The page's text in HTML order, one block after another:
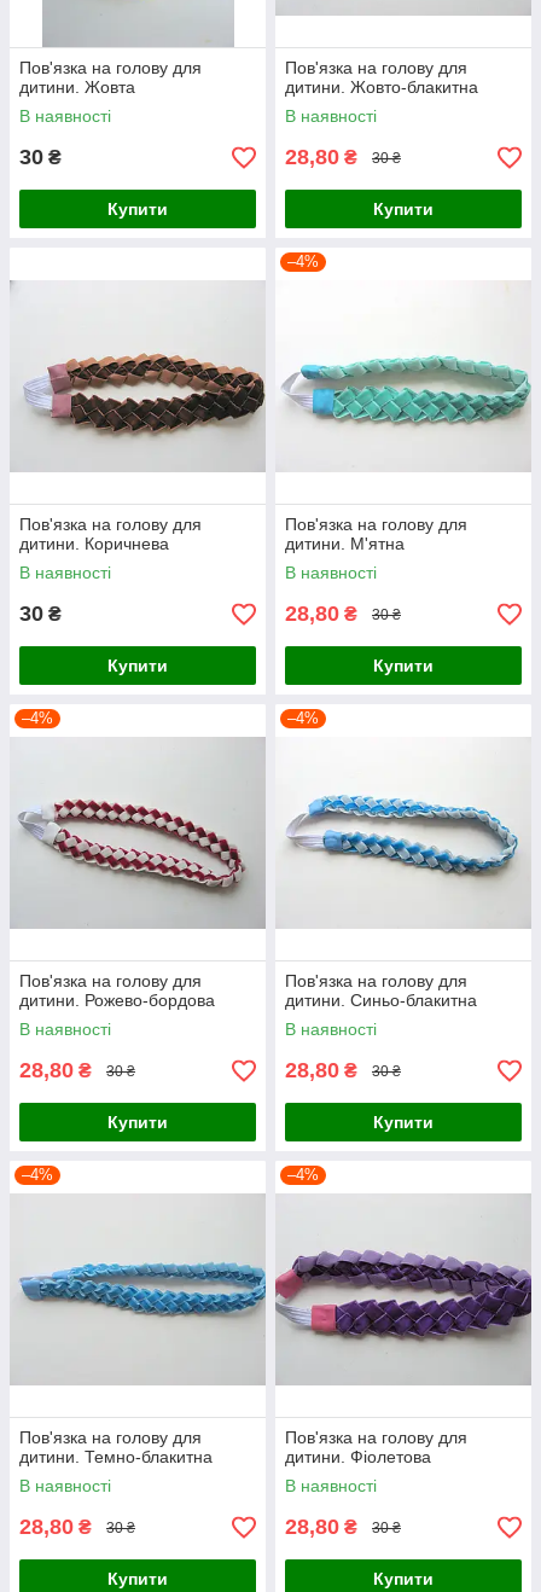
Пов'язка на голову для
дитини. Жовта
В наявності
30 ₴
Купити
Пов'язка на голову для
дитини. Жовто-блакитна
В наявності
28,80 ₴ 30 ₴
Купити
Пов'язка на голову для
дитини. Коричнева
В наявності
30 ₴
Купити
–4%
Пов'язка на голову для
дитини. М'ятна
В наявності
28,80 ₴ 30 ₴
Купити
–4%
Пов'язка на голову для
дитини. Рожево-бордова
В наявності
28,80 ₴ 30 ₴
Купити
–4%
Пов'язка на голову для
дитини. Синьо-блакитна
В наявності
28,80 ₴ 30 ₴
Купити
–4%
Пов'язка на голову для
дитини. Темно-блакитна
В наявності
28,80 ₴ 30 ₴
Купити
–4%
Пов'язка на голову для
дитини. Фіолетова
В наявності
28,80 ₴ 30 ₴
Купити